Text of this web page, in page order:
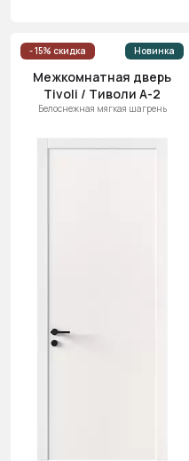
- 15% скидка Новинка
Межкомнатная дверь
Tivoli / Тиволи А-2
Белоснежная мягкая шагрень